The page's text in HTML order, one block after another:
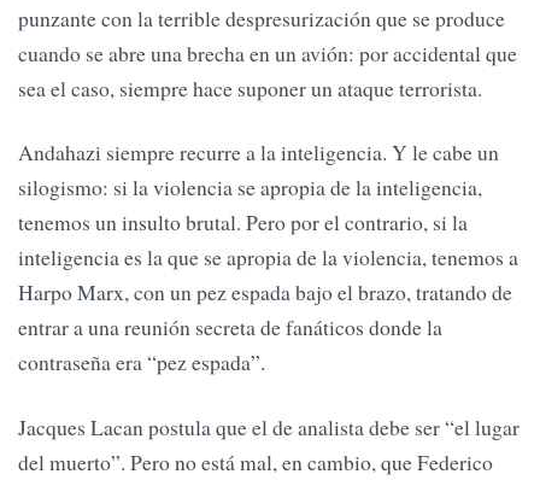
punzante con la terrible despresurización que se produce
cuando se abre una brecha en un avión: por accidental que
sea el caso, siempre hace suponer un ataque terrorista.
Andahazi siempre recurre a la inteligencia. Y le cabe un
silogismo: si la violencia se apropia de la inteligencia,
tenemos un insulto brutal. Pero por el contrario, si la
inteligencia es la que se apropia de la violencia, tenemos a
Harpo Marx, con un pez espada bajo el brazo, tratando de
entrar a una reunión secreta de fanáticos donde la
contraseña era “pez espada”.
Jacques Lacan postula que el de analista debe ser “el lugar
del muerto”. Pero no está mal, en cambio, que Federico